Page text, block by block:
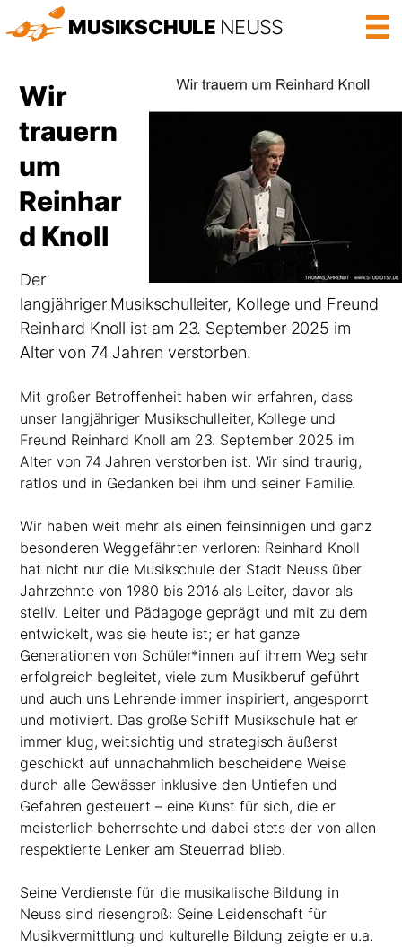
MUSIKSCHULE NEUSS
Wir
trauern
um
Reinhar
d Knoll
Der
langjähriger Musikschulleiter, Kollege und Freund
Reinhard Knoll ist am 23. September 2025 im
Alter von 74 Jahren verstorben.
Mit großer Betroffenheit haben wir erfahren, dass
unser langjähriger Musikschulleiter, Kollege und
Freund Reinhard Knoll am 23. September 2025 im
Alter von 74 Jahren verstorben ist. Wir sind traurig,
ratlos und in Gedanken bei ihm und seiner Familie.
Wir haben weit mehr als einen feinsinnigen und ganz
besonderen Weggefährten verloren: Reinhard Knoll
hat nicht nur die Musikschule der Stadt Neuss über
Jahrzehnte von 1980 bis 2016 als Leiter, davor als
stellv. Leiter und Pädagoge geprägt und mit zu dem
entwickelt, was sie heute ist; er hat ganze
Generationen von Schüler*innen auf ihrem Weg sehr
erfolgreich begleitet, viele zum Musikberuf geführt
und auch uns Lehrende immer inspiriert, angespornt
und motiviert. Das große Schiff Musikschule hat er
immer klug, weitsichtig und strategisch äußerst
geschickt auf unnachahmlich bescheidene Weise
durch alle Gewässer inklusive den Untiefen und
Gefahren gesteuert – eine Kunst für sich, die er
meisterlich beherrschte und dabei stets der von allen
respektierte Lenker am Steuerrad blieb.
Seine Verdienste für die musikalische Bildung in
Neuss sind riesengroß: Seine Leidenschaft für
Musikvermittlung und kulturelle Bildung zeigte er u.a.